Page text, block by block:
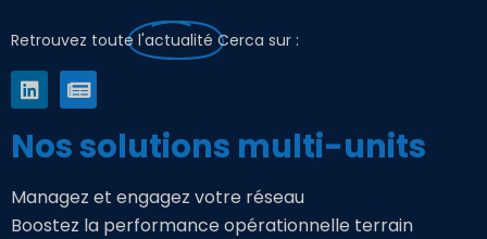
Retrouvez toute l'actualité Cerca sur :
Nos solutions multi-units
Managez et engagez votre réseau
Boostez la performance opérationnelle terrain